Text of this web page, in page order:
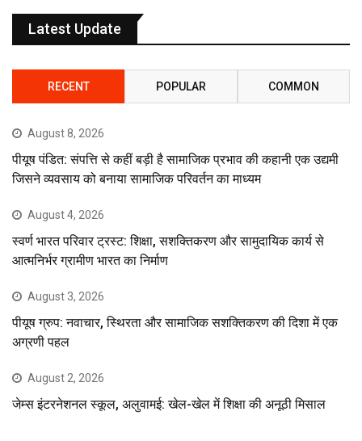
Latest Update
RECENT POPULAR COMMON
August 8, 2026
पीयूष पंडित: संपत्ति से कहीं बड़ी है सामाजिक प्रभाव की कहानी एक उद्यमी
जिसने व्यवसाय को बनाया सामाजिक परिवर्तन का माध्यम
August 4, 2026
स्वर्ण भारत परिवार ट्रस्ट: शिक्षा, सशक्तिकरण और सामुदायिक कार्य से
आत्मनिर्भर ग्रामीण भारत का निर्माण
August 3, 2026
पीयूष ग्रुप: नवाचार, स्थिरता और सामाजिक सशक्तिकरण की दिशा में एक
अग्रणी पहल
August 2, 2026
जेम्स इंटरनेशनल स्कूल, अलुवामई: खेल-खेल में शिक्षा की अनूठी मिसाल